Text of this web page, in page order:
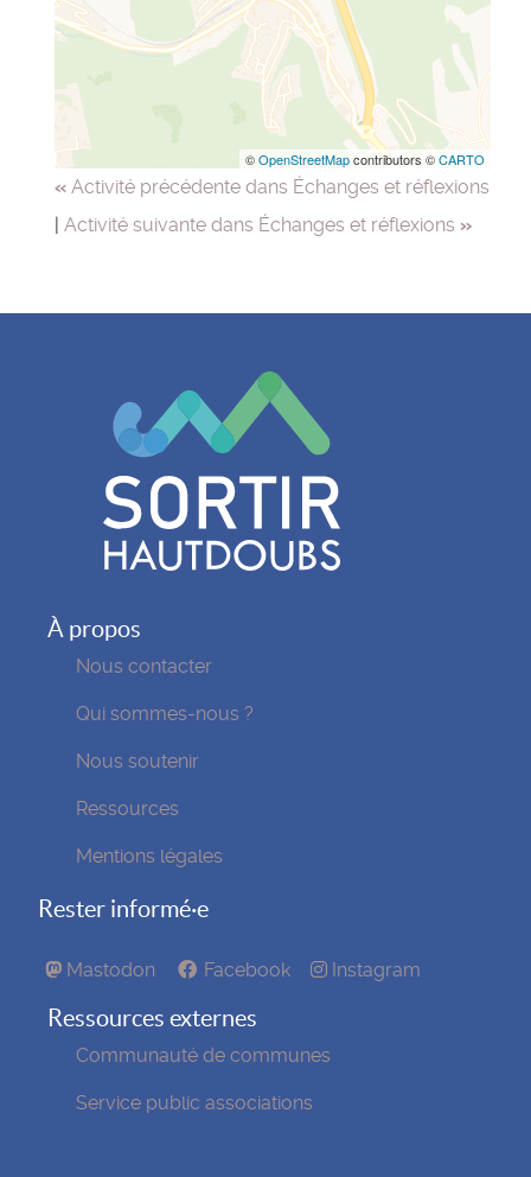
©OpenStreetMapcontributors ©CARTO
« Activité précédente dans Échanges et réflexions
| Activité suivante dans Échanges et réflexions »
À propos
Nous contacter
Qui sommes-nous ?
Nous soutenir
Ressources
Mentions légales
Rester informé·e
Mastodon Facebook Instagram
Ressources externes
Communauté de communes
Service public associations